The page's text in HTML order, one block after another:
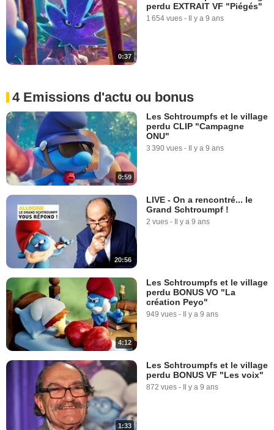
0:37
perdu EXTRAIT VF "Piégés"
1 654 vues - Il y a 9 ans
4 Emissions d'actu ou bonus
0:59
Les Schtroumpfs et le village
perdu CLIP "Campagne
ONU"
3 390 vues - Il y a 9 ans
20:56
LIVE - On a rencontré... le
Grand Schtroumpf !
2 vues - Il y a 9 ans
4:12
Les Schtroumpfs et le village
perdu BONUS VO "La
création Peyo"
949 vues - Il y a 9 ans
1:33
Les Schtroumpfs et le village
perdu BONUS VF "Les voix"
872 vues - Il y a 9 ans